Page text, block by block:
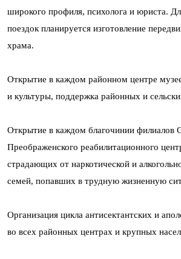
широкого профиля, психолога и юриста.
поездок планируется изготовление
храма.
Открытие в каждом районном центре
и культуры, поддержка районных и
Открытие в каждом благочинии филиалов
Преображенского реабилитационного
страдающих от наркотической и
семей, попавших в трудную жизненную
Организация цикла антисектантских и
во всех районных центрах и крупных